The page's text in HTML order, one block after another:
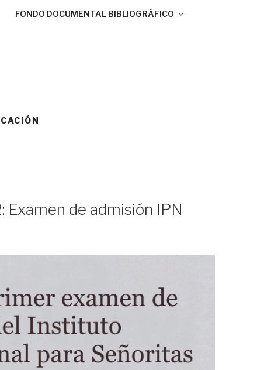
FONDO DOCUMENTAL BIBLIOGRÁFICO
Examen de admisión IPN